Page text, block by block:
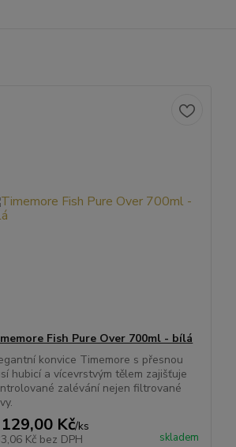
Fish Pure Over 700ml - bílá
konvice Timemore s přesnou
hubicí a vícevrstvým tělem zajišťuje
zalévání nejen filtrované
Kč/ks
Kč bez DPH skladem